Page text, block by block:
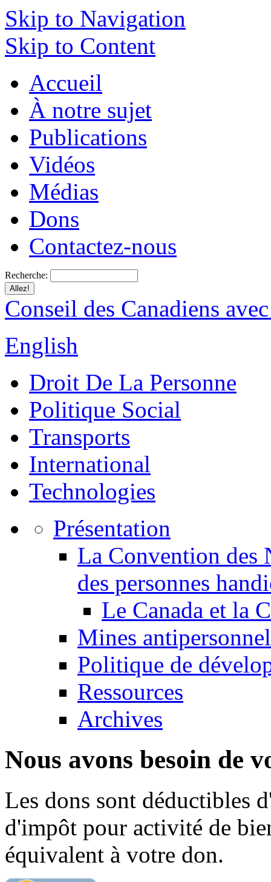
Skip to Navigation
Skip to Content
Accueil
À notre sujet
Publications
Vidéos
Médias
Dons
Contactez-nous
Recherche:
Conseil des Canadiens
English
Droit De La Personne
Politique Social
Transports
International
Technologies
Présentation
La Convention des
des personnes
Le Canada et la
Mines antipersonnel
Politique de
Ressources
Archives
Nous avons besoin de
Les dons sont déductibles
d'impôt pour activité de
équivalent à votre don.